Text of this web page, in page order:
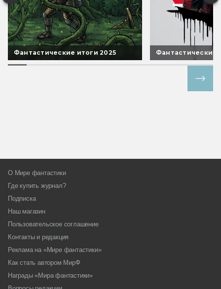
Фантастические итоги 2025 Фантастические
О Мире фантастики
Где купить журнал?
Подписка
Наш магазин
Пользовательское соглашение
Контакты и редакция
Реклама на «Мире фантастики»
Как стать автором МирФ
Награды «Мира фантастики»